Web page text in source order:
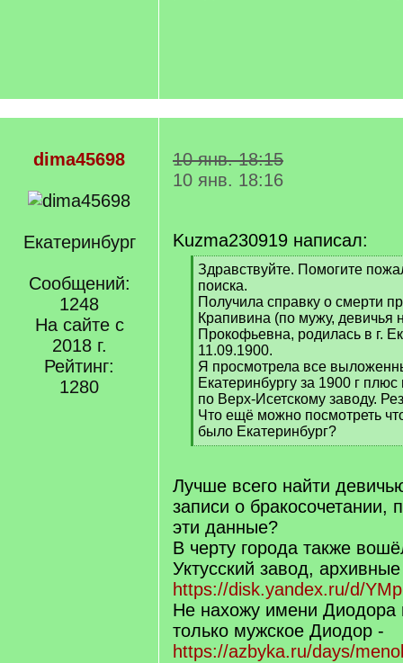
dima45698
Екатеринбург
Сообщений:
1248
На сайте с
2018 г.
Рейтинг:
1280
10 янв. 18:15
10 янв. 18:16
Kuzma230919 написал:
[
q
]
Здравствуйте. Помогите
поиска.
Получила справку о смерти
Крапивина (по мужу, девичья
Прокофьевна, родилась в г.
11.09.1900.
Я просмотрела все
Екатеринбургу за 1900 г
по Верх-Исетскому заводу.
Что ещё можно посмотреть
было Екатеринбург?
[
q
]
Лучше всего найти
записи о бракосочетании,
эти данные?
В черту города также
Уктусский завод,
https://disk.yandex.ru/d/
Не нахожу имени Диодора
только мужское Диодор -
https://azbyka.ru/days/